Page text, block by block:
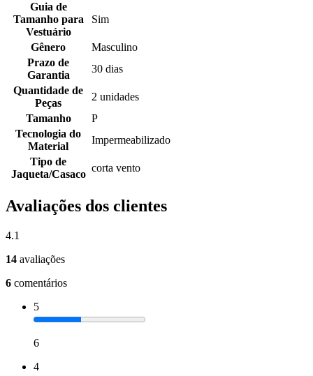
Guia de
Tamanho para
Vestuário
Sim
Gênero
Masculino
Prazo de
Garantia
30 dias
Quantidade de
Peças
2 unidades
Tamanho
P
Tecnologia do
Material
Impermeabilizado
Tipo de
Jaqueta/Casaco
corta vento
Avaliações dos clientes
4.1
14 avaliações
6 comentários
5
6
4